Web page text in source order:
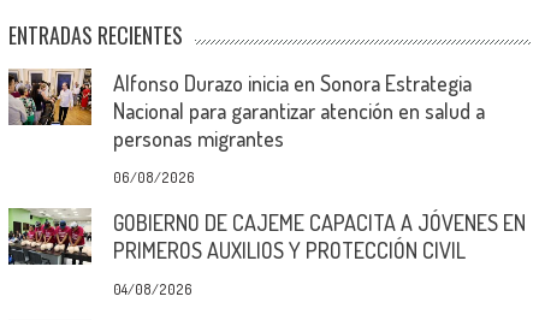
ENTRADAS RECIENTES
Alfonso Durazo inicia en Sonora Estrategia
Nacional para garantizar atención en salud a
personas migrantes
06/08/2026
GOBIERNO DE CAJEME CAPACITA A JÓVENES EN
PRIMEROS AUXILIOS Y PROTECCIÓN CIVIL
04/08/2026